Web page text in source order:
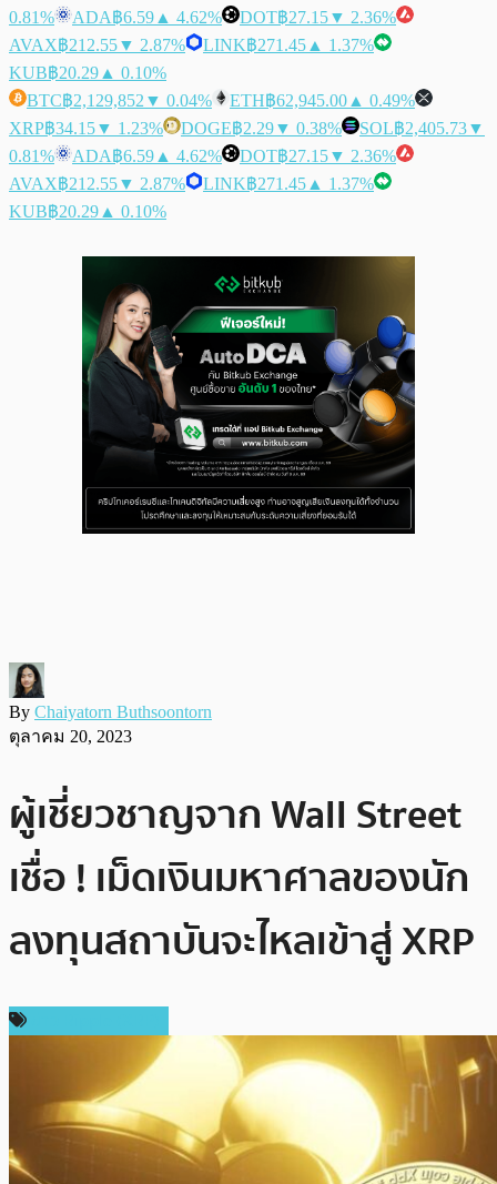
0.81%
ADA฿6.59 ▲ 4.62% DOT฿27.15▼ 2.36%
AVAX฿212.55▼ 2.87% LINK฿271.45 ▲ 1.37%
KUB฿20.29 ▲ 0.10%
BTC฿2,129,852 ▼ 0.04% ETH฿62,945.00 ▲ 0.49%
XRP฿34.15▼ 1.23% DOGE฿2.29▼ 0.38% SOL฿2,405.73▼
0.81%
ADA฿6.59 ▲ 4.62% DOT฿27.15▼ 2.36%
AVAX฿212.55▼ 2.87% LINK฿271.45 ▲ 1.37%
KUB฿20.29 ▲ 0.10%
By Chaiyatorn Buthsoontorn
ตุลาคม 20, 2023
ผู้เชี่ยวชาญจาก Wall Street
เชื่อ ! เม็ดเงินมหาศาลของนัก
ลงทุนสถาบันจะไหลเข้าสู่ XRP